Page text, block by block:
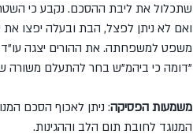
שתכלול את ליבת ההסכם. נקבע כי השטחים
משפט למשפחתה. את ההורים יצגה עו"ד
"דומה כי ביהמ"ש בחר להתעלם משורה
משמעות הפסיקה: ניתן לאכוף הסכם
המנוגד לחובת תום הלב וההגינות.